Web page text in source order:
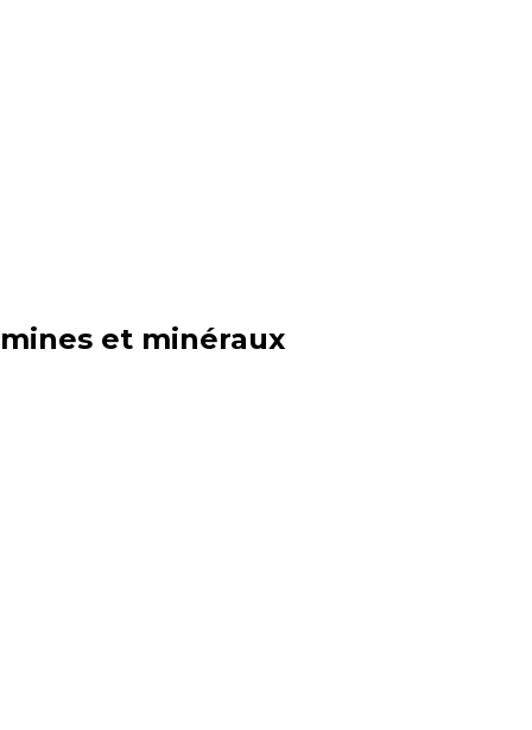
et minéraux